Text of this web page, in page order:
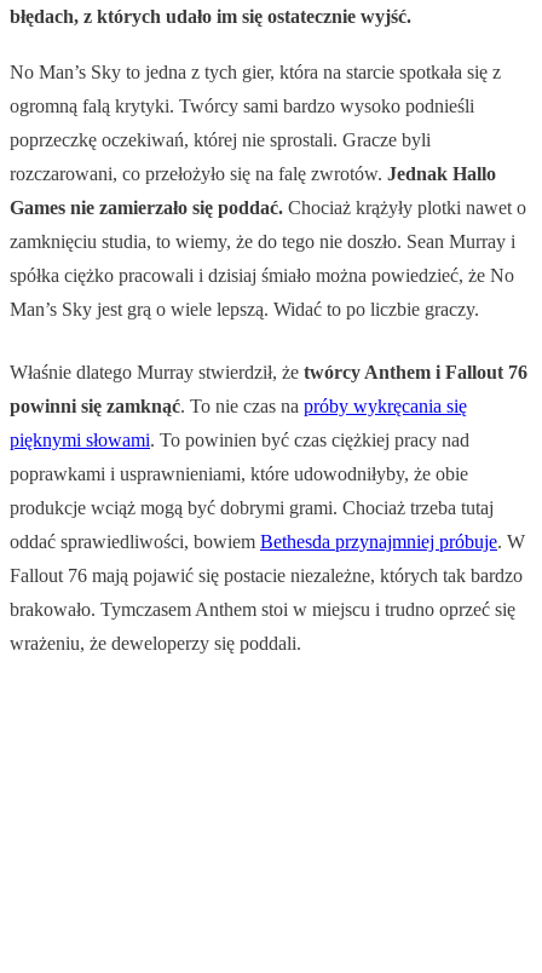
błędach, z których udało im się ostatecznie wyjść.
No Man’s Sky to jedna z tych gier, która na starcie spotkała się z
ogromną falą krytyki. Twórcy sami bardzo wysoko podnieśli
poprzeczkę oczekiwań, której nie sprostali. Gracze byli
rozczarowani, co przełożyło się na falę zwrotów. Jednak Hallo
Games nie zamierzało się poddać. Chociaż krążyły plotki nawet o
zamknięciu studia, to wiemy, że do tego nie doszło. Sean Murray i
spółka ciężko pracowali i dzisiaj śmiało można powiedzieć, że No
Man’s Sky jest grą o wiele lepszą. Widać to po liczbie graczy.
Właśnie dlatego Murray stwierdził, że twórcy Anthem i Fallout 76
powinni się zamknąć. To nie czas na próby wykręcania się
pięknymi słowami. To powinien być czas ciężkiej pracy nad
poprawkami i usprawnieniami, które udowodniłyby, że obie
produkcje wciąż mogą być dobrymi grami. Chociaż trzeba tutaj
oddać sprawiedliwości, bowiem Bethesda przynajmniej próbuje. W
Fallout 76 mają pojawić się postacie niezależne, których tak bardzo
brakowało. Tymczasem Anthem stoi w miejscu i trudno oprzeć się
wrażeniu, że deweloperzy się poddali.